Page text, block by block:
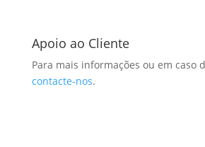
Apoio ao Cliente
Para mais informações ou em caso
contacte-nos.